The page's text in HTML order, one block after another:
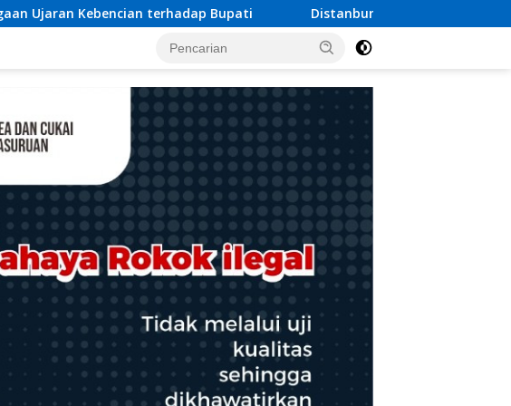
Distanbun Bireuen Gelar Temu Ramah Bersama Penerima